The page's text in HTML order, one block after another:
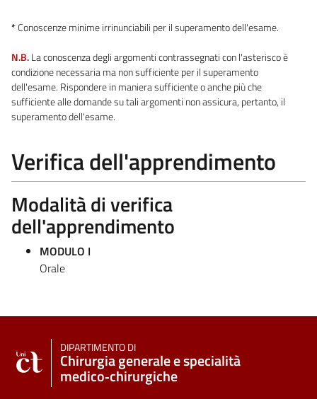
*Conoscenze minime irrinunciabili per il superamento dell'esame.
N.B.La conoscenza degli argomenti contrassegnati con l'asterisco è
condizione necessaria ma non sufficiente per il superamento
dell'esame. Rispondere in maniera sufficiente o anche più che
sufficiente alle domande su tali argomenti non assicura, pertanto, il
superamento dell'esame.
Verifica dell'apprendimento
Modalità di verifica
dell'apprendimento
MODULO I
Orale
DIPARTIMENTO DI
Chirurgia generale e specialità
medico‑chirurgiche